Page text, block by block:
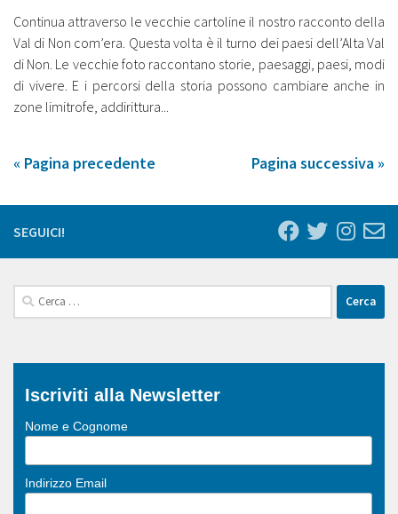
Continua attraverso le vecchie cartoline il nostro racconto della
Val di Non com’era. Questa volta è il turno dei paesi dell’Alta Val
di Non. Le vecchie foto raccontano storie, paesaggi, paesi, modi
di vivere. E i percorsi della storia possono cambiare anche in
zone limitrofe, addirittura...
« Pagina precedente Pagina successiva »
SEGUICI!
Ricerca
per:
Iscriviti alla Newsletter
Nome e Cognome
Indirizzo Email